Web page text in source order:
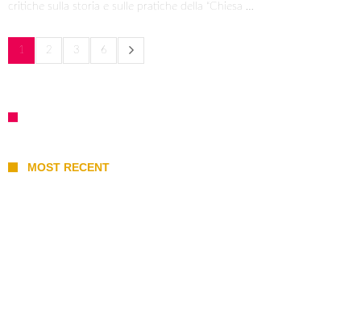
critiche sulla storia e sulle pratiche della “Chiesa …
1 2 3 6
MOST RECENT